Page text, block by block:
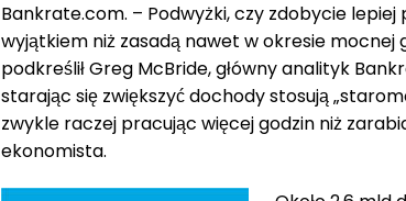
Bankrate.com. – Podwyżki, czy zdobycie
wyjątkiem niż zasadą nawet w okresie mocnej
podkreślił Greg McBride, główny analityk
starając się zwiększyć dochody stosują
zwykle raczej pracując więcej godzin niż
ekonomista.